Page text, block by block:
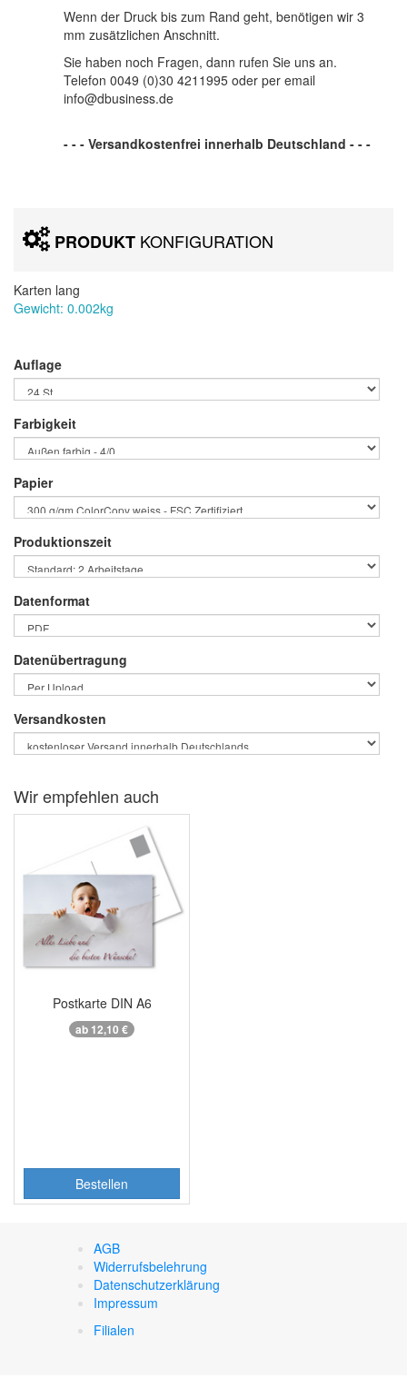
Wenn der Druck bis zum Rand geht, benötigen wir 3
mm zusätzlichen Anschnitt.
Sie haben noch Fragen, dann rufen Sie uns an.
Telefon 0049 (0)30 4211995 oder per email
info@dbusiness.de
- - - Versandkostenfrei innerhalb Deutschland - - -
PRODUKT KONFIGURATION
Karten lang
Gewicht: 0.002kg
Auflage
Farbigkeit
Papier
Produktionszeit
Datenformat
Datenübertragung
Versandkosten
Wir empfehlen auch
Postkarte DIN A6
ab 12,10 €
Bestellen
AGB
Widerrufsbelehrung
Datenschutzerklärung
Impressum
Filialen